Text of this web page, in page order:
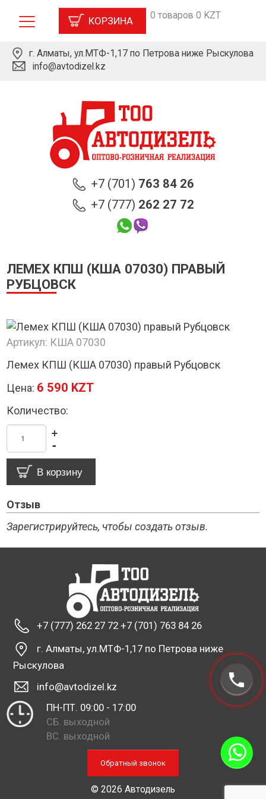
КОРЗИНА 0 товаров 0 KZT
г. Алматы, ул.МТФ-1,17 по Петрова ниже Рыскулова
info@avtodizel.kz
+7 (701) 763 84 26
+7 (777) 262 27 72
ЛЕМЕХ КПШ (КША 07030) ПРАВЫЙ
РУБЦОВСК
Артикул: КША 07030
Лемех КПШ (КША 07030) правый Рубцовск
Цена: 6 590 KZT
Количество:
-
+
Отзыв
Зарегистрируйтесь, чтобы создать отзыв.
+7 (777) 262 27 72 +7 (701) 763 84 26
г. Алматы, ул.МТФ-1,17 по Петрова ниже
Рыскулова
info@avtodizel.kz
ПН-ПТ. 09:00 - 17:00
СБ. выходной
ВС. выходной
Обратный звонок
© 2026 Автодизель